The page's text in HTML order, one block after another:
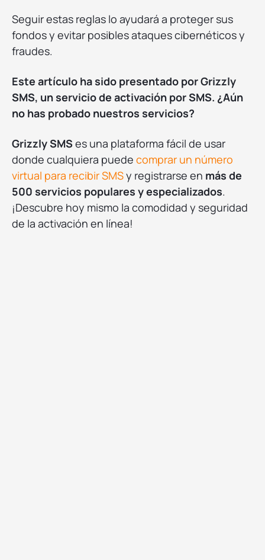
Seguir estas reglas lo ayudará a proteger sus
fondos y evitar posibles ataques cibernéticos y
fraudes.
Este artículo ha sido presentado por Grizzly
SMS, un servicio de activación por SMS. ¿Aún
no has probado nuestros servicios?
Grizzly SMS es una plataforma fácil de usar
donde cualquiera puede comprar un número
virtual para recibir SMSy registrarse en más de
500 servicios populares y especializados.
¡Descubre hoy mismo la comodidad y seguridad
de la activación en línea!